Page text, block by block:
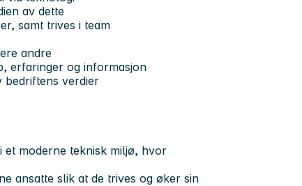
av dette
samt trives i team
andre
erfaringer og informasjon
bedriftens verdier
et moderne teknisk miljø, hvor
ansatte slik at de trives og øker sin